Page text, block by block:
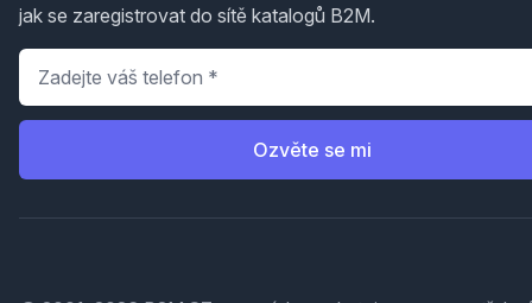
jak se zaregistrovat do sítě katalogů B2M.
Telefon
Ozvěte se mi